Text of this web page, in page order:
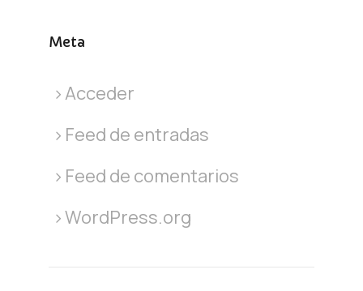
Meta
Acceder
Feed de entradas
Feed de comentarios
WordPress.org